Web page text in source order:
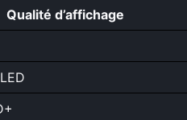
Qualité d’affichage